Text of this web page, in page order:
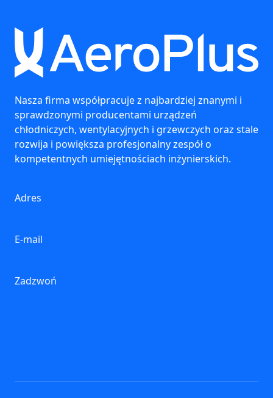
Nasza firma współpracuje z najbardziej znanymi i
sprawdzonymi producentami urządzeń
chłodniczych, wentylacyjnych i grzewczych oraz stale
rozwija i powiększa profesjonalny zespół o
kompetentnych umiejętnościach inżynierskich.
Adres
E-mail
Zadzwoń